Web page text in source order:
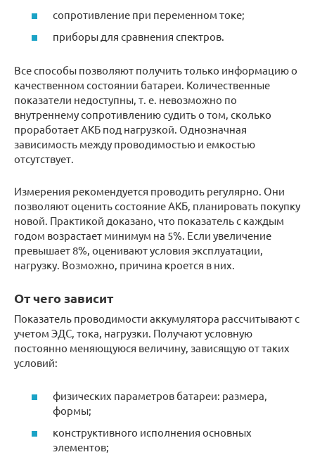
сопротивление при переменном токе;
приборы для сравнения спектров.
Все способы позволяют получить только информацию о
качественном состоянии батареи. Количественные
показатели недоступны, т. е. невозможно по
внутреннему сопротивлению судить о том, сколько
проработает АКБ под нагрузкой. Однозначная
зависимость между проводимостью и емкостью
отсутствует.
Измерения рекомендуется проводить регулярно. Они
позволяют оценить состояние АКБ, планировать покупку
новой. Практикой доказано, что показатель с каждым
годом возрастает минимум на 5%. Если увеличение
превышает 8%, оценивают условия эксплуатации,
нагрузку. Возможно, причина кроется в них.
От чего зависит
Показатель проводимости аккумулятора рассчитывают с
учетом ЭДС, тока, нагрузки. Получают условную
постоянно меняющуюся величину, зависящую от таких
условий:
физических параметров батареи: размера,
формы;
конструктивного исполнения основных
элементов;